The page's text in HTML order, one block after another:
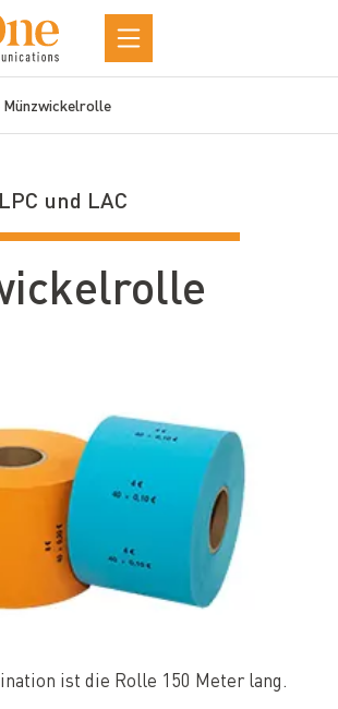
Münz­wickel­rolle
und LAC
ist die Rolle 150 Meter lang.